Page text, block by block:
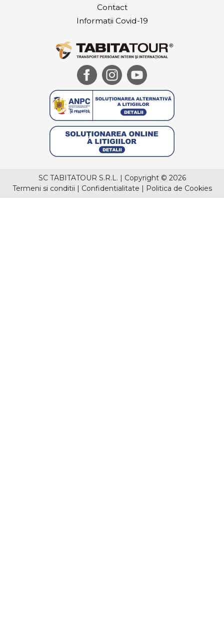
Contact
Informatii Covid-19
SC TABITATOUR S.R.L. | Copyright © 2026
Termeni si conditii | Confidentialitate | Politica de Cookies